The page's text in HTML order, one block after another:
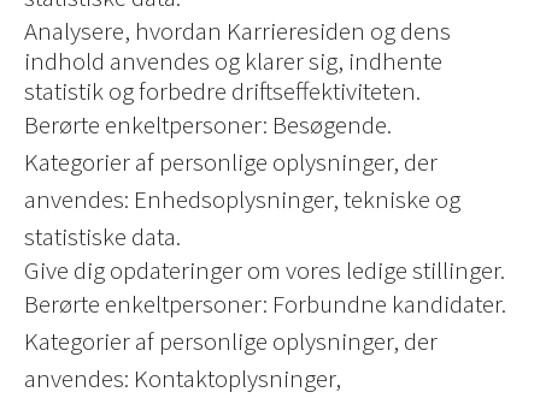
Analysere, hvordan Karrieresiden og dens
indhold anvendes og klarer sig, indhente
statistik og forbedre driftseffektiviteten.
Berørte enkeltpersoner: Besøgende.
Kategorier af personlige oplysninger, der
anvendes: Enhedsoplysninger, tekniske og
statistiske data.
Give dig opdateringer om vores ledige stillinger.
Berørte enkeltpersoner: Forbundne kandidater.
Kategorier af personlige oplysninger, der
anvendes: Kontaktoplysninger,